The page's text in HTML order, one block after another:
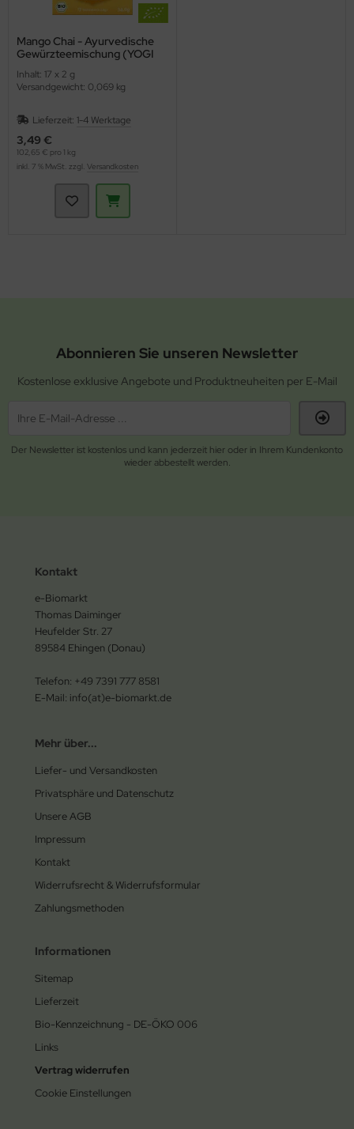
Mango Chai - Ayurvedische
Gewürzteemischung (YOGI
Inhalt: 17 x 2 g
Versandgewicht: 0,069 kg
Lieferzeit: 1-4 Werktage
3,49 €
102,65 € pro 1 kg
inkl. 7 % MwSt. zzgl. Versandkosten
Abonnieren Sie unseren Newsletter
Kostenlose exklusive Angebote und Produktneuheiten per E-Mail
Der Newsletter ist kostenlos und kann jederzeit hier oder in Ihrem Kundenkonto
wieder abbestellt werden.
Kontakt
e-Biomarkt
Thomas Daiminger
Heufelder Str. 27
89584 Ehingen (Donau)
Telefon: +49 7391 777 8581
E-Mail: info(at)e-biomarkt.de
Mehr über...
Liefer- und Versandkosten
Privatsphäre und Datenschutz
Unsere AGB
Impressum
Kontakt
Widerrufsrecht & Widerrufsformular
Zahlungsmethoden
Informationen
Sitemap
Lieferzeit
Bio-Kennzeichnung - DE-ÖKO 006
Links
Vertrag widerrufen
Cookie Einstellungen